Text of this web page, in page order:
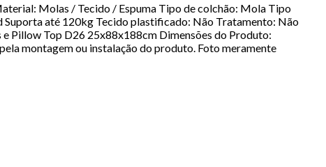
Molas / Tecido / Espuma Tipo de colchão: Mola Tipo
Suporta até 120kg Tecido plastificado: Não Tratamento: Não
Pillow Top D26 25x88x188cm Dimensões do Produto:
montagem ou instalação do produto. Foto meramente